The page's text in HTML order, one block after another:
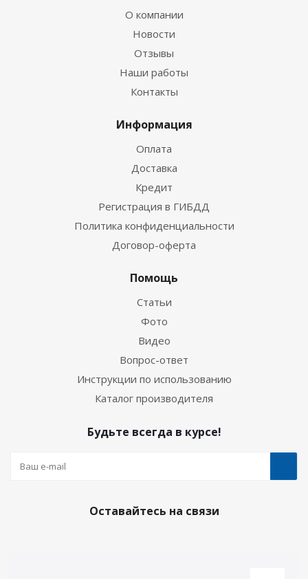
О компании
Новости
Отзывы
Наши работы
Контакты
Информация
Оплата
Доставка
Кредит
Регистрация в ГИБДД
Политика конфиденциальности
Договор-оферта
Помощь
Статьи
Фото
Видео
Вопрос-ответ
Инструкции по использованию
Каталог производителя
Будьте всегда в курсе!
Оставайтесь на связи